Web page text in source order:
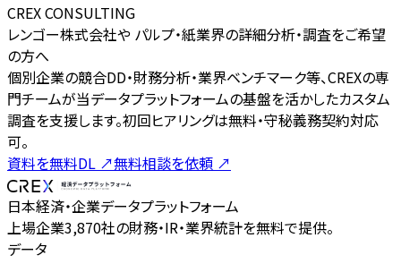
CREX CONSULTING
レンゴー株式会社や パルプ・紙業界の詳細分析・調査をご希望
の方へ
個別企業の競合DD・財務分析・業界ベンチマーク等、CREXの専
門チームが当データプラットフォームの基盤を活かしたカスタム
調査を支援します。初回ヒアリングは無料・守秘義務契約対応
可。
資料を無料DL ↗無料相談を依頼 ↗
日本経済・企業データプラットフォーム
上場企業3,870社の財務・IR・業界統計を無料で提供。
データ